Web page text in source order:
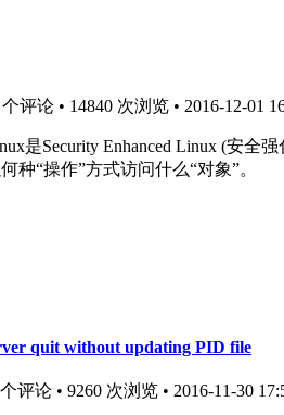
评论 • 14840 次浏览 • 2016-12-01
Security Enhanced Linux (安全强
种“操作”方式访问什么“对象”。
quit without updating PID file
评论 • 9260 次浏览 • 2016-11-30